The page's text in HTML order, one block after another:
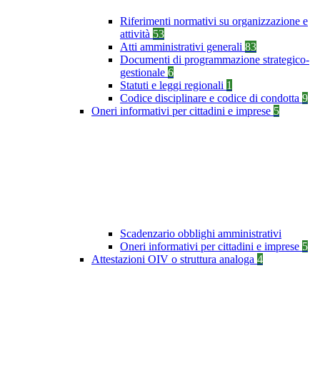
Riferimenti normativi su organizzazione e
attività 53
Atti amministrativi generali 83
Documenti di programmazione strategico-
gestionale 6
Statuti e leggi regionali 1
Codice disciplinare e codice di condotta 9
Oneri informativi per cittadini e imprese 5
Scadenzario obblighi amministrativi
Oneri informativi per cittadini e imprese 5
Attestazioni OIV o struttura analoga 4